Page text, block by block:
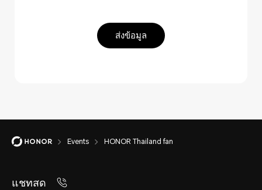
ส่งข้อมูล
Events HONOR Thailand fan
แชทสด